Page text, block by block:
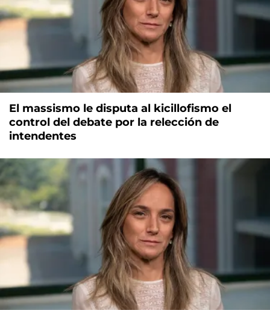
El massismo le disputa al kicillofismo el
control del debate por la relección de
intendentes